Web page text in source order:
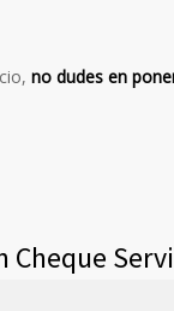
no dudes en
Cheque